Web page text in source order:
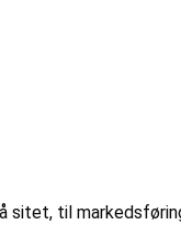
til